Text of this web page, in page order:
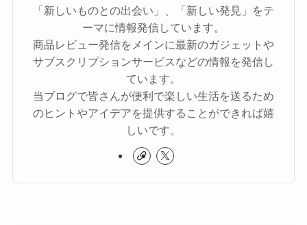
「新しいものとの出会い」、「新しい発見」をテ
ーマに情報発信しています。
商品レビュー発信をメインに最新のガジェットや
サブスクリプションサービスなどの情報を発信し
ています。
当ブログで皆さんが便利で楽しい生活を送るため
のヒントやアイデアを提供することができれば嬉
しいです。